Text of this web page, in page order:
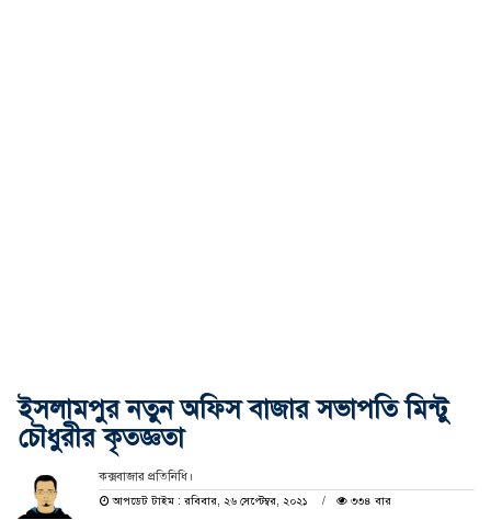
ইসলামপুর নতুন অফিস বাজার সভাপতি মিন্টু
চৌধুরীর কৃতজ্ঞতা
কক্সবাজার প্রতিনিধি।
আপডেট টাইম : রবিবার, ২৬ সেপ্টেম্বর, ২০২১
৩৩৪ বার